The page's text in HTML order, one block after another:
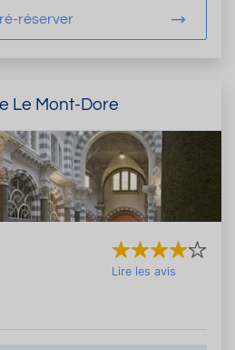
réserver
Le Mont-Dore
Lire les avis